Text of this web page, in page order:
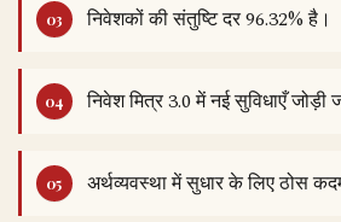
निवेशकों की संतुष्टि दर 96.32% है।
निवेश मित्र 3.0 में नई सुविधाएँ जोड़ी
अर्थव्यवस्था में सुधार के लिए ठोस